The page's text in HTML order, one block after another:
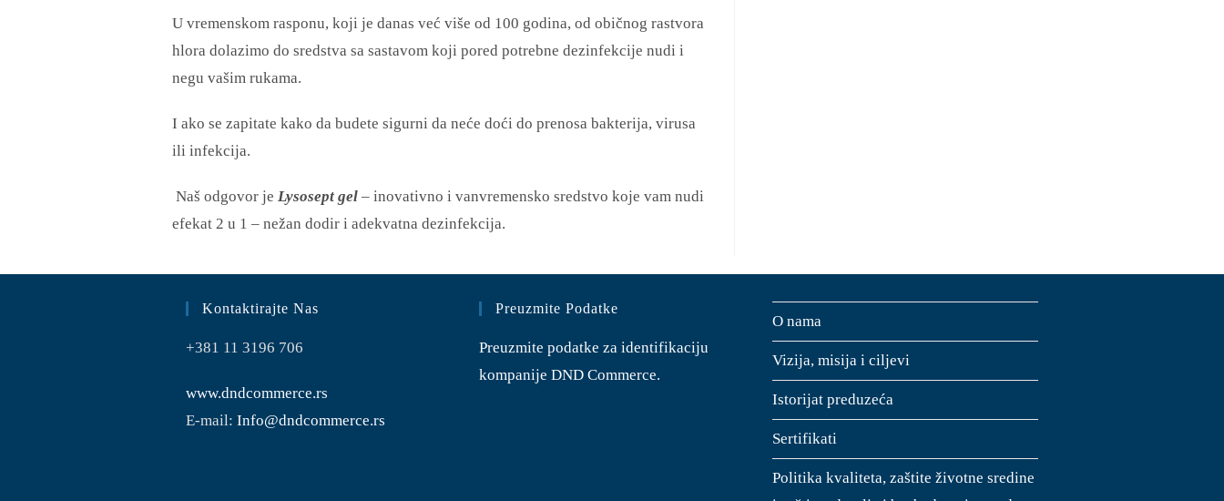
U vremenskom rasponu, koji je danas već više od 100 godina, od običnog rastvora
hlora dolazimo do sredstva sa sastavom koji pored potrebne dezinfekcije nudi i
negu vašim rukama.
I ako se zapitate kako da budete sigurni da neće doći do prenosa bakterija, virusa
ili infekcija.
Naš odgovor je Lysosept gel – inovativno i vanvremensko sredstvo koje vam nudi
efekat 2 u 1 – nežan dodir i adekvatna dezinfekcija.
Kontaktirajte Nas
+381 11 3196 706
www.dndcommerce.rs
E-mail: Info@dndcommerce.rs
Preuzmite Podatke
Preuzmite podatke za identifikaciju
kompanije DND Commerce.
O nama
Vizija, misija i ciljevi
Istorijat preduzeća
Sertifikati
Politika kvaliteta, zaštite životne sredine